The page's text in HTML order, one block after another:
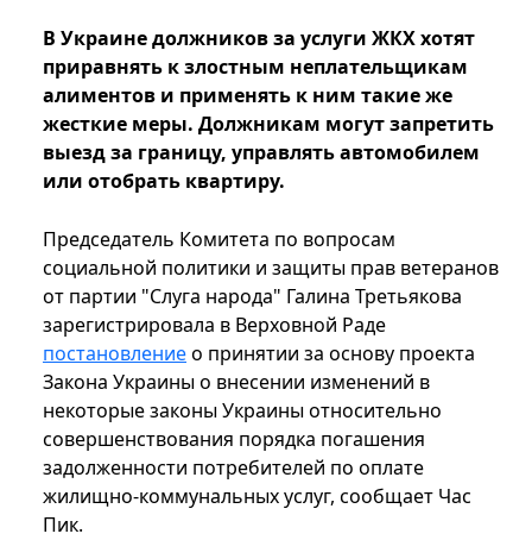
В Украине должников за услуги ЖКХ хотят
приравнять к злостным неплательщикам
алиментов и применять к ним такие же
жесткие меры. Должникам могут запретить
выезд за границу, управлять автомобилем
или отобрать квартиру.
Председатель Комитета по вопросам
социальной политики и защиты прав ветеранов
от партии "Слуга народа" Галина Третьякова
зарегистрировала в Верховной Раде
постановлениео принятии за основу проекта
Закона Украины о внесении изменений в
некоторые законы Украины относительно
совершенствования порядка погашения
задолженности потребителей по оплате
жилищно-коммунальных услуг, сообщает Час
Пик.